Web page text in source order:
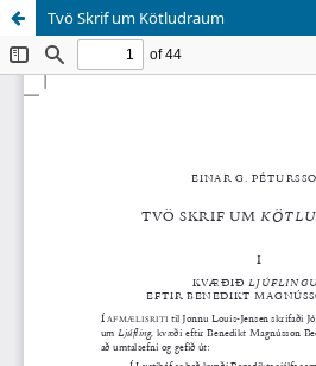
Tvö Skrif um Kötludraum